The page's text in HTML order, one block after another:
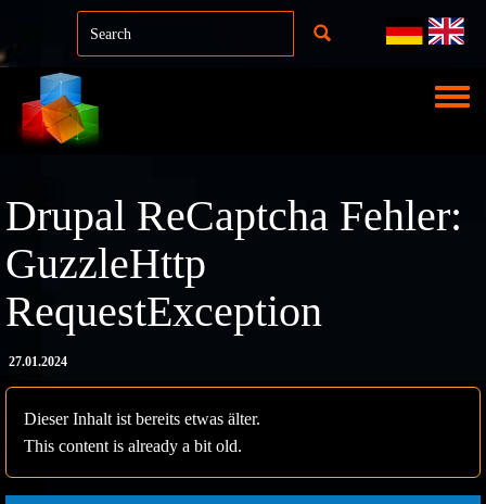
Direkt zum Inhalt
Toggle
Drupal ReCaptcha Fehler:
GuzzleHttp
RequestException
27.01.2024
Dieser Inhalt ist bereits etwas älter.
This content is already a bit old.